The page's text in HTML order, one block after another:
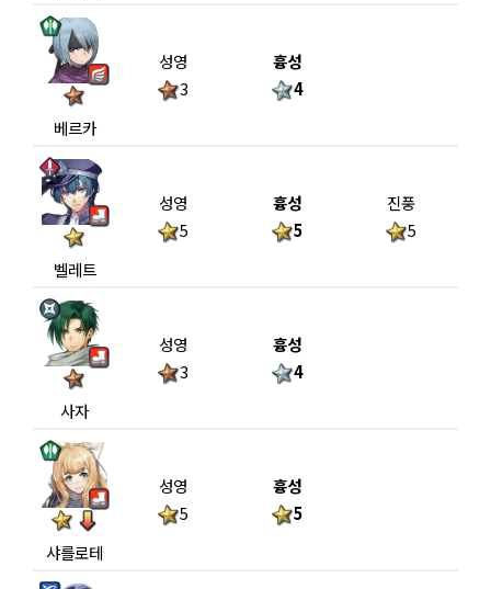
베르카
성영
3
흉성
4
벨레트
성영
5
흉성
5
진풍
5
사자
성영
3
흉성
4
샤를로테
성영
5
흉성
5